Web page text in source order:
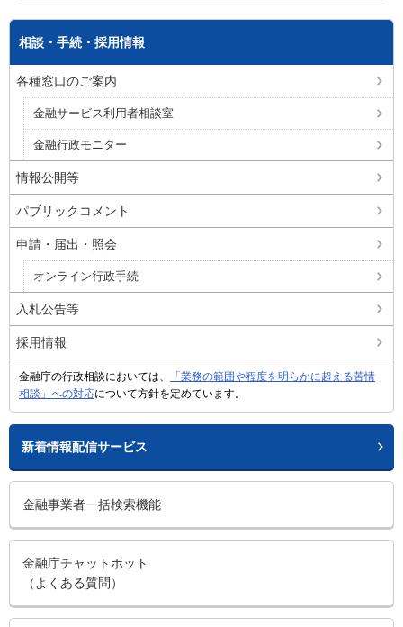
相談・手続・採用情報
各種窓口のご案内
金融サービス利用者相談室
金融行政モニター
情報公開等
パブリックコメント
申請・届出・照会
オンライン行政手続
入札公告等
採用情報
金融庁の行政相談においては、
「業務の範囲や程度を明らかに超える苦情
相談」への対応について方針を定めています。
新着情報配信サービス
金融事業者一括検索機能
金融庁チャットボット
（よくある質問）